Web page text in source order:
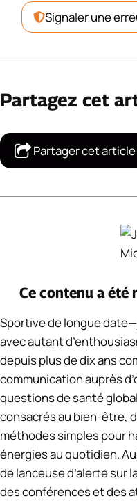
Signaler une
Partagez cet
Partager cet article
Ce contenu a été
Sportive de longue
avec autant
depuis plus de dix ans
communication auprès
questions de santé
consacrés au bien-être,
méthodes simples pour
énergies au quotidien.
de lanceuse d’alerte sur
des conférences et des